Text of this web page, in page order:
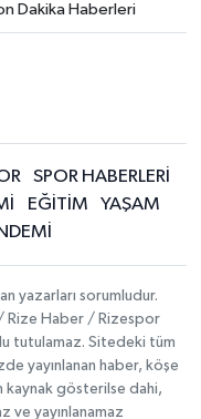
Dakika Haberleri
SPOR HABERLERİ
EĞİTİM
YAŞAM
yazarları sorumludur.
Rize Haber / Rizespor
tutulamaz. Sitedeki tüm
yayınlanan haber, köşe
kaynak gösterilse dahi,
ve yayınlanamaz